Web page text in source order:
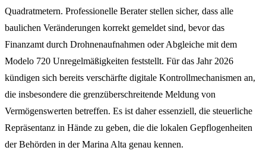
Quadratmetern. Professionelle Berater stellen sicher, dass alle
baulichen Veränderungen korrekt gemeldet sind, bevor das
Finanzamt durch Drohnenaufnahmen oder Abgleiche mit dem
Modelo 720 Unregelmäßigkeiten feststellt. Für das Jahr 2026
kündigen sich bereits verschärfte digitale Kontrollmechanismen an,
die insbesondere die grenzüberschreitende Meldung von
Vermögenswerten betreffen. Es ist daher essenziell, die steuerliche
Repräsentanz in Hände zu geben, die die lokalen Gepflogenheiten
der Behörden in der Marina Alta genau kennen.